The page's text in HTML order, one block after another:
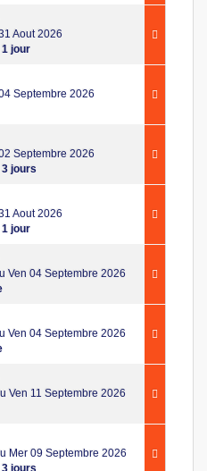
Aout 2026
jour
Septembre 2026
Septembre 2026
jours
Aout 2026
jour
Ven 04 Septembre 2026
Ven 04 Septembre 2026
Ven 11 Septembre 2026
Mer 09 Septembre 2026
jours